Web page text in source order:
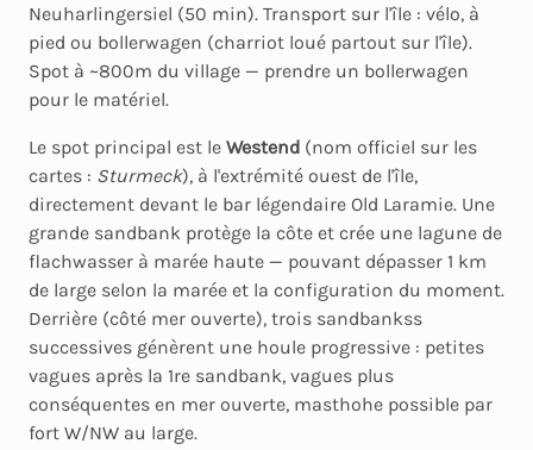
Neuharlingersiel (50 min). Transport sur l'île : vélo, à
pied ou bollerwagen (charriot loué partout sur l'île).
Spot à ~800m du village — prendre un bollerwagen
pour le matériel.
Le spot principal est le Westend (nom officiel sur les
cartes : Sturmeck), à l'extrémité ouest de l'île,
directement devant le bar légendaire Old Laramie. Une
grande sandbank protège la côte et crée une lagune de
flachwasser à marée haute — pouvant dépasser 1 km
de large selon la marée et la configuration du moment.
Derrière (côté mer ouverte), trois sandbankss
successives génèrent une houle progressive : petites
vagues après la 1re sandbank, vagues plus
conséquentes en mer ouverte, masthohe possible par
fort W/NW au large.